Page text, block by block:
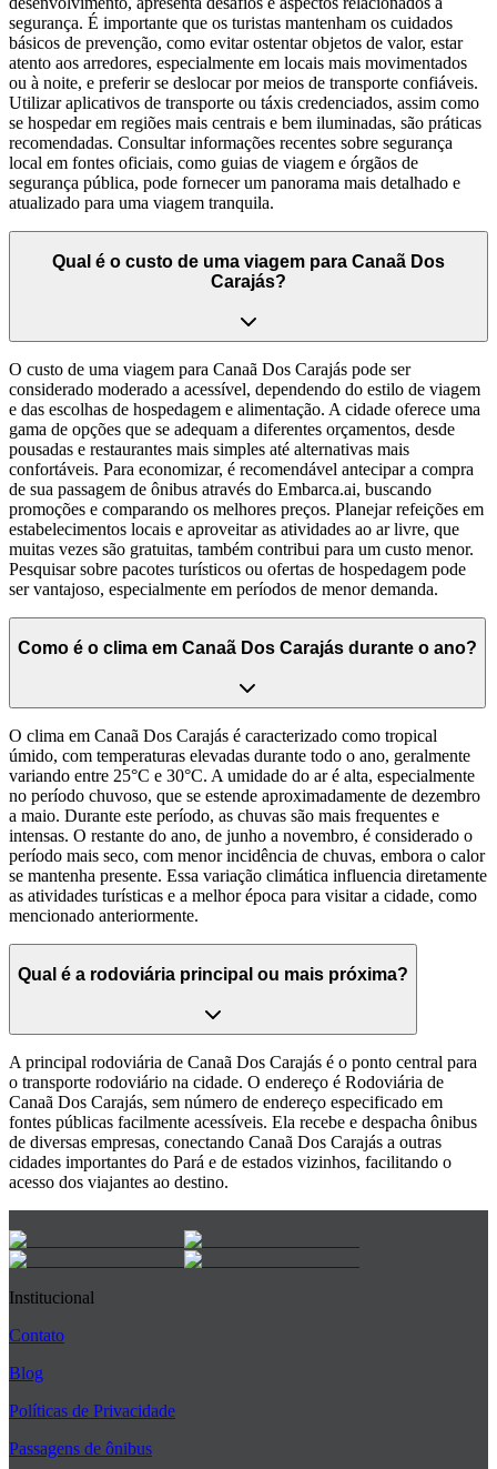
segurança. É importante que os turistas mantenham os cuidados
básicos de prevenção, como evitar ostentar objetos de valor, estar
atento aos arredores, especialmente em locais mais movimentados
ou à noite, e preferir se deslocar por meios de transporte confiáveis.
Utilizar aplicativos de transporte ou táxis credenciados, assim como
se hospedar em regiões mais centrais e bem iluminadas, são práticas
recomendadas. Consultar informações recentes sobre segurança
local em fontes oficiais, como guias de viagem e órgãos de
segurança pública, pode fornecer um panorama mais detalhado e
atualizado para uma viagem tranquila.
Qual é o custo de uma viagem para Canaã Dos
Carajás?
O custo de uma viagem para Canaã Dos Carajás pode ser
considerado moderado a acessível, dependendo do estilo de viagem
e das escolhas de hospedagem e alimentação. A cidade oferece uma
gama de opções que se adequam a diferentes orçamentos, desde
pousadas e restaurantes mais simples até alternativas mais
confortáveis. Para economizar, é recomendável antecipar a compra
de sua passagem de ônibus através do Embarca.ai, buscando
promoções e comparando os melhores preços. Planejar refeições em
estabelecimentos locais e aproveitar as atividades ao ar livre, que
muitas vezes são gratuitas, também contribui para um custo menor.
Pesquisar sobre pacotes turísticos ou ofertas de hospedagem pode
ser vantajoso, especialmente em períodos de menor demanda.
Como é o clima em Canaã Dos Carajás durante o ano?
O clima em Canaã Dos Carajás é caracterizado como tropical
úmido, com temperaturas elevadas durante todo o ano, geralmente
variando entre 25°C e 30°C. A umidade do ar é alta, especialmente
no período chuvoso, que se estende aproximadamente de dezembro
a maio. Durante este período, as chuvas são mais frequentes e
intensas. O restante do ano, de junho a novembro, é considerado o
período mais seco, com menor incidência de chuvas, embora o calor
se mantenha presente. Essa variação climática influencia diretamente
as atividades turísticas e a melhor época para visitar a cidade, como
mencionado anteriormente.
Qual é a rodoviária principal ou mais próxima?
A principal rodoviária de Canaã Dos Carajás é o ponto central para
o transporte rodoviário na cidade. O endereço é Rodoviária de
Canaã Dos Carajás, sem número de endereço especificado em
fontes públicas facilmente acessíveis. Ela recebe e despacha ônibus
de diversas empresas, conectando Canaã Dos Carajás a outras
cidades importantes do Pará e de estados vizinhos, facilitando o
acesso dos viajantes ao destino.
Institucional
Contato
Blog
Políticas de Privacidade
Passagens de ônibus